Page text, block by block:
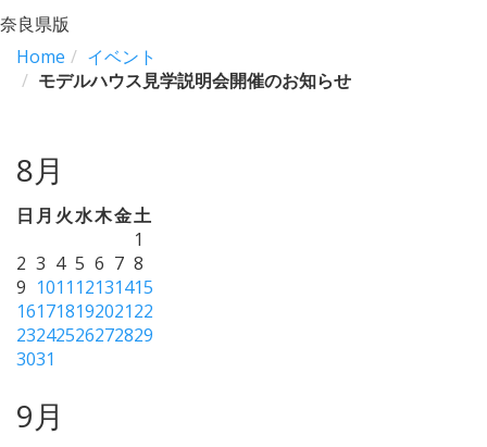
奈良県版
Home
イベント
モデルハウス見学説明会開催のお知らせ
8月
日 月 火水木金土
1
2 3 4 5 6 7 8
9 1011 12131415
16171819202122
23242526272829
3031
9月